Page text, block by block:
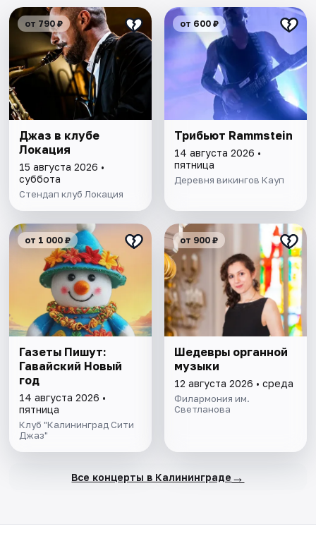
от 790 ₽
Джаз в клубе
Локация
15 августа 2026 •
суббота
Стендап клуб Локация
от 600 ₽
Трибьют Rammstein
14 августа 2026 •
пятница
Деревня викингов Кауп
от 1 000 ₽
Газеты Пишут:
Гавайский Новый
год
14 августа 2026 •
пятница
Клуб "Калининград Сити
Джаз"
от 900 ₽
Шедевры органной
музыки
12 августа 2026 • среда
Филармония им.
Светланова
Все концерты в Калининграде →